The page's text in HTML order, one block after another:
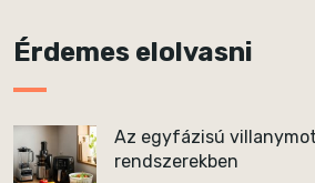
Érdemes elolvasni
Az egyfázisú
rendszerekben